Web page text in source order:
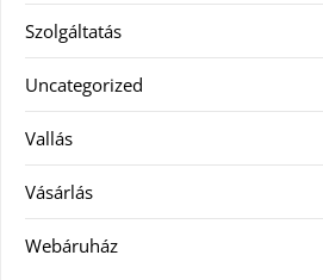
Szolgáltatás
Uncategorized
Vallás
Vásárlás
Webáruház